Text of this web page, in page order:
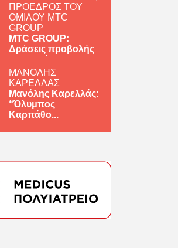
ΠΡΟΕΔΡΟΣ ΤΟΥ
ΟΜΙΛΟΥ MTC
GROUP
MTC GROUP:
Δράσεις προβολής
ΜΑΝΟΛΗΣ
ΚΑΡΕΛΛΑΣ
Μανόλης Καρελλάς:
“Όλυμπος
Καρπάθο...